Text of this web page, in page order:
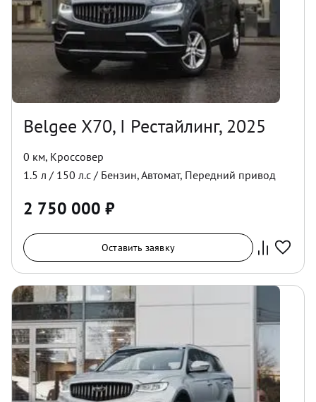
Belgee X70, I Рестайлинг, 2025
0 км, Кроссовер
1.5 л / 150 л.с / Бензин,Автомат, Передний привод
2 750 000 ₽
Оставить заявку